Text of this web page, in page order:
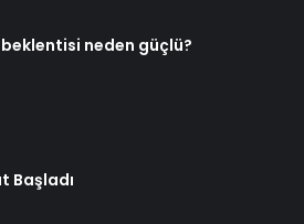
beklentisi neden güçlü?
Başladı